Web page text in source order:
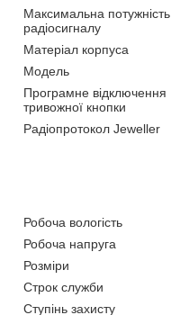
Максимальна потужність
радіосигналу
Матеріал корпуса
Мoдель
Програмне відключення
тривожної кнопки
Радіопротокол Jeweller
Робоча вологість
Робоча напруга
Розміри
Строк служби
Ступінь захисту